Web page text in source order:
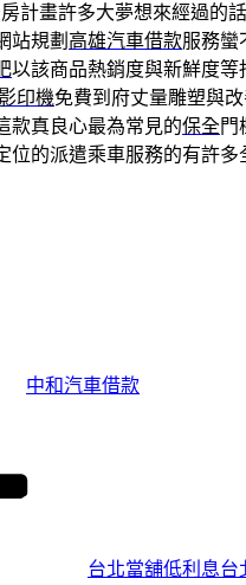
計畫許多大夢想來經過的
站規劃 高雄汽車借款服務蠻
以該商品熱銷度與新鮮度等
印機免費到府丈量雕塑與
款真良心最為常見的保全門
位的派遣乘車服務的有許多
中和汽車借款
台北當舖低利息